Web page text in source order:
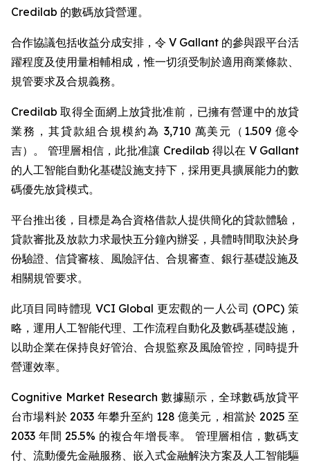
Credilab 的數碼放貸營運。
合作協議包括收益分成安排，令 V Gallant 的參與跟平台活
躍程度及使用量相輔相成，惟一切須受制於適用商業條款、
規管要求及合規義務。
Credilab 取得全面網上放貸批准前，已擁有營運中的放貸
業務，其貸款組合規模約為 3,710 萬美元（1.509 億令
吉）。 管理層相信，此批准讓 Credilab 得以在 V Gallant
的人工智能自動化基礎設施支持下，採用更具擴展能力的數
碼優先放貸模式。
平台推出後，目標是為合資格借款人提供簡化的貸款體驗，
貸款審批及放款力求最快五分鐘內辦妥，具體時間取決於身
份驗證、信貸審核、風險評估、合規審查、銀行基礎設施及
相關規管要求。
此項目同時體現 VCI Global 更宏觀的一人公司 (OPC) 策
略，運用人工智能代理、工作流程自動化及數碼基礎設施，
以助企業在保持良好管治、合規監察及風險管控，同時提升
營運效率。
Cognitive Market Research 數據顯示，全球數碼放貸平
台市場料於 2033 年攀升至約 128 億美元，相當於 2025 至
2033 年間 25.5% 的複合年增長率。 管理層相信，數碼支
付、流動優先金融服務、嵌入式金融解決方案及人工智能驅